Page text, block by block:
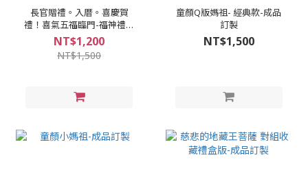
長官贈禮。入厝。喜慶賀
禮！喜氣五福臨門-福神禮盒
典藏版 - 成品訂製
NT$1,200
NT$1,500
童顏Q版媽祖- 經典款-成品
訂製
NT$1,500